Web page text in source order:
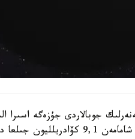
جوبالاردى جۇزەگە اسىرا
ەسەپتەلگەندەي تاعى 1 ميلليارد جىل